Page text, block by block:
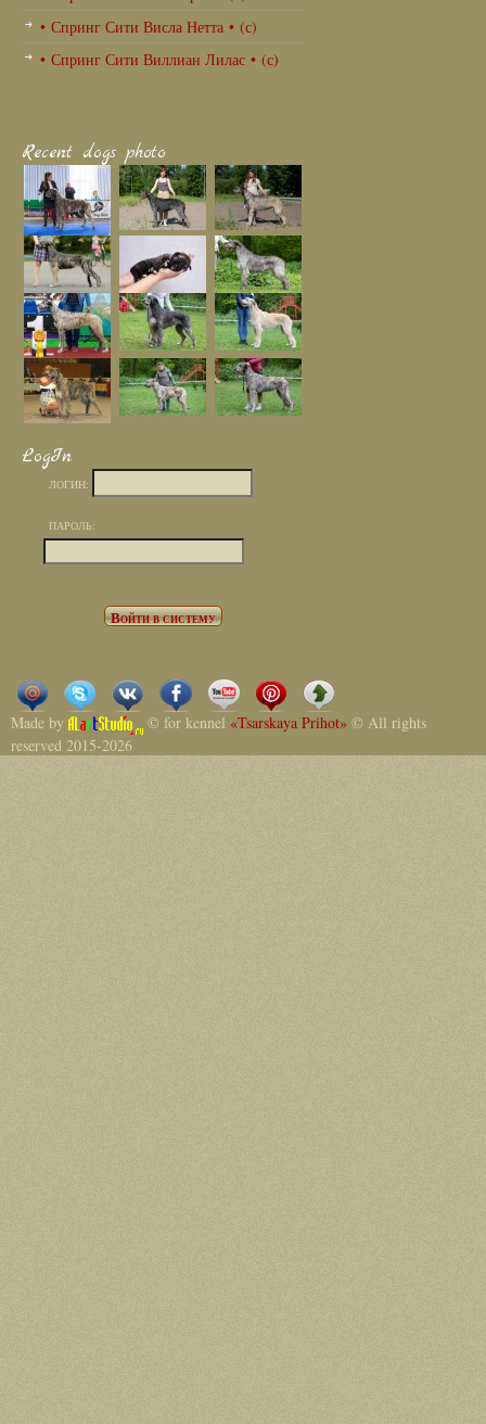
• Спринг Сити Висла Нетта • (с)
• Спринг Сити Виллиан Лилас • (с)
Recent dogs photo
LogIn
ЛОГИН:
ПАРОЛЬ:
Made by © for kennel «Tsarskaya Prihot» © All rights
reserved 2015-2026